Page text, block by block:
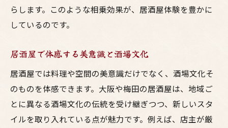
らします。このような相乗効果が、居酒屋体験を豊かに
しているのです。
居酒屋で体感する美意識と酒場文化
居酒屋では料理や空間の美意識だけでなく、酒場文化そ
のものを体感できます。大阪や梅田の居酒屋は、地域ご
とに異なる酒場文化の伝統を受け継ぎつつ、新しいスタ
イルを取り入れている点が魅力です。例えば、店主が厳